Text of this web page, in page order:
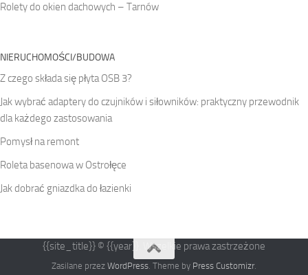
Rolety do okien dachowych – Tarnów
NIERUCHOMOŚCI/BUDOWA
Z czego składa się płyta OSB 3?
Jak wybrać adaptery do czujników i siłowników: praktyczny przewodnik
dla każdego zastosowania
Pomysł na remont
Roleta basenowa w Ostrołęce
Jak dobrać gniazdka do łazienki
{{site_title}} © {{year}}. Wszelkie prawa zastrzeżone
Zasilane przez WordPress . Theme by Press Customizr.